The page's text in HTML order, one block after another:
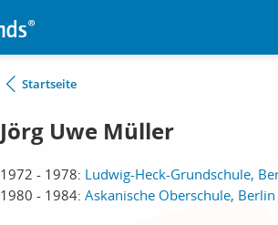
Startseite
Jörg Uwe Müller
1972 - 1978: Ludwig-Heck-Grundschule,
1980 - 1984: Askanische Oberschule, Berlin